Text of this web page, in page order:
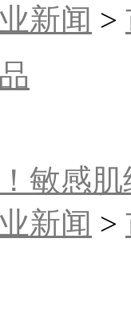
新闻 >
敏感
新闻 >